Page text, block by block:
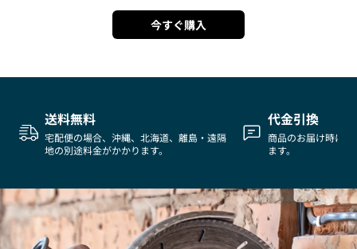
今すぐ購入
送料無料
宅配便の場合、沖縄、北海道、離島・遠隔
地の別途料金がかかります。
代金引換
商品のお届け時に
ます。